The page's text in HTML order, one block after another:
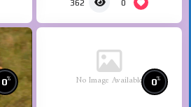
0
362
No Image Available 0%
0%